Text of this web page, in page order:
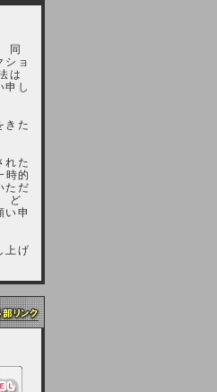
同
ショ
は
申し
きた
れた
時的
ただ
ど
い申
上げ